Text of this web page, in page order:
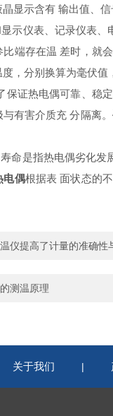
显示含有 输出值、
示仪表、记录仪表
比端存在温 差时，就
，分别换算为毫伏值
保证热电偶可靠、稳
有害介质充 分隔离。
命是指热电偶劣化发
电偶根据表 面状态的
仪提高了计量的准确性
测温原理
关于我们 |